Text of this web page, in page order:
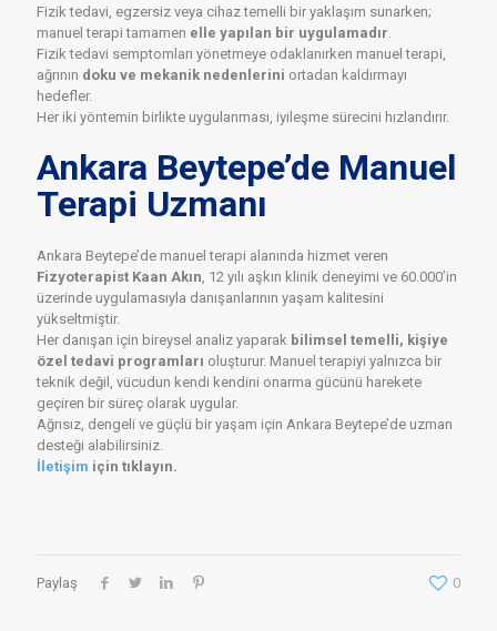
Fizik tedavi, egzersiz veya cihaz temelli bir yaklaşım sunarken;
manuel terapi tamamen elle yapılan bir uygulamadır.
Fizik tedavi semptomları yönetmeye odaklanırken manuel terapi,
ağrının doku ve mekanik nedenlerini ortadan kaldırmayı
hedefler.
Her iki yöntemin birlikte uygulanması, iyileşme sürecini hızlandırır.
Ankara Beytepe’de Manuel
Terapi Uzmanı
Ankara Beytepe’de manuel terapi alanında hizmet veren
Fizyoterapist Kaan Akın, 12 yılı aşkın klinik deneyimi ve 60.000’in
üzerinde uygulamasıyla danışanlarının yaşam kalitesini
yükseltmiştir.
Her danışan için bireysel analiz yaparak bilimsel temelli, kişiye
özel tedavi programları oluşturur. Manuel terapiyi yalnızca bir
teknik değil, vücudun kendi kendini onarma gücünü harekete
geçiren bir süreç olarak uygular.
Ağrısız, dengeli ve güçlü bir yaşam için Ankara Beytepe’de uzman
desteği alabilirsiniz.
İletişim için tıklayın.
Paylaş 0